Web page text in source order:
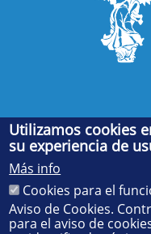
FACULTAD DE FÍSICA
Avda. de la Reina
55 28 91.
Secretaría:
Utilizamos cookies
su experiencia de
Más info
Cookies para el
Aviso de Cookies.
para el aviso de